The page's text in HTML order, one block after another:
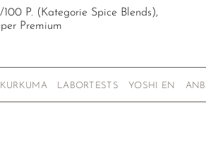
100 P. (Kategorie Spice Blends),
Premium
KURKUMA LABORTESTS YOSHI EN